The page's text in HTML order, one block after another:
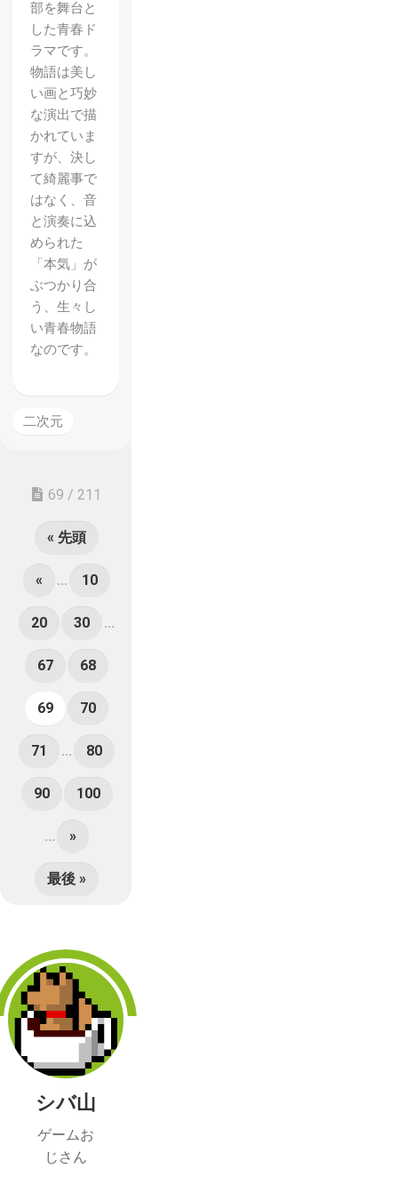
部を舞台と
した青春ド
ラマです。
物語は美し
い画と巧妙
な演出で描
かれていま
すが、決し
て綺麗事で
はなく、音
と演奏に込
められた
「本気」が
ぶつかり合
う、生々し
い青春物語
なのです。
二次元
69 / 211
« 先頭
« ... 10
20 30 ...
67 68
69 70
71 ... 80
90 100
... »
最後 »
シバ山
ゲームお
じさん